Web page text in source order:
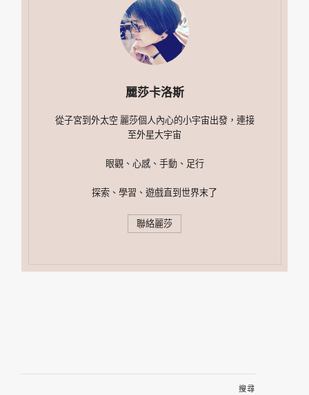
麗莎卡洛斯
從子宮到外太空 麗莎個人內心的小宇宙出發，連接
至外星大宇宙
眼觀、心感、手動、足行
探索、學習、遊戲直到世界末了
聯絡麗莎